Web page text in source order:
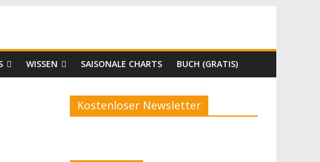
WISSEN SAISONALE CHARTS BUCH (GRATIS)
Kostenloser Newsletter